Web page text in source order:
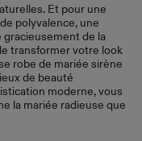
Et pour une
polyvalence, une
de la
transformer votre look
robe de mariée sirène
de beauté
moderne, vous
la mariée radieuse que